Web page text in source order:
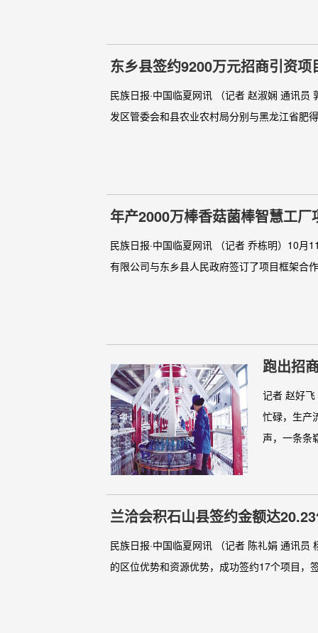
东乡县签约9200万元招商引资项
民族日报·中国临夏网讯 （记者 赵淑娴 通讯
发区管委会和县农业农村局分别与黑龙江省肥
年产2000万棒香菇菌棒智慧工厂
民族日报·中国临夏网讯 （记者 乔栋明）10
有限公司与东乡县人民政府签订了项目框架合
跑出招
记者 赵好
忙碌，生产
声，一条条
兰洽会积石山县签约金额达
民族日报·中国临夏网讯 （记者 陈礼娟 通讯
的区位优势和资源优势，成功签约17个项目